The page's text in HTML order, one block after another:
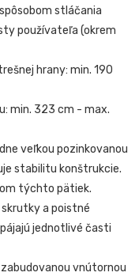
stláčania
používateľa (okrem
hrany: min. 190
min. 323 cm - max.
veľkou pozinkovanou
stabilitu konštrukcie.
týchto pätiek.
a poistné
jednotlivé časti
vnútornou